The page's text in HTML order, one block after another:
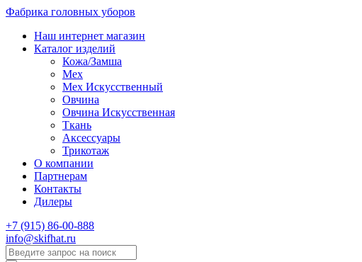
Фабрика головных уборов
Наш интернет магазин
Каталог изделий
Кожа/Замша
Мех
Мех Искусственный
Овчина
Овчина Искусственная
Ткань
Аксессуары
Трикотаж
О компании
Партнерам
Контакты
Дилеры
+7 (915) 86-00-888
info@skifhat.ru